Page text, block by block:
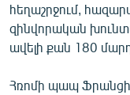
Русский
ՀԵՏԵՎԵՔ ՄԵԶ
հեղաշրջում,
զինվորական
ավելի քան 180
Հռոմի պապ